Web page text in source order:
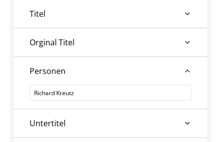
Titel
Orginal Titel
Personen
Personen
Untertitel